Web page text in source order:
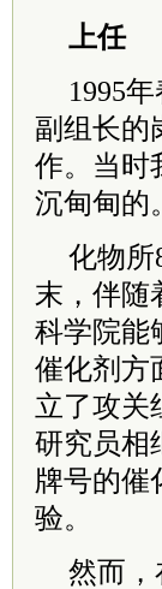
上任
1995
副组长的
作。当时
沉甸甸的。
化物所
末，伴随
科学院能
催化剂方
立了攻关
研究员相
牌号的催
验。
然而，